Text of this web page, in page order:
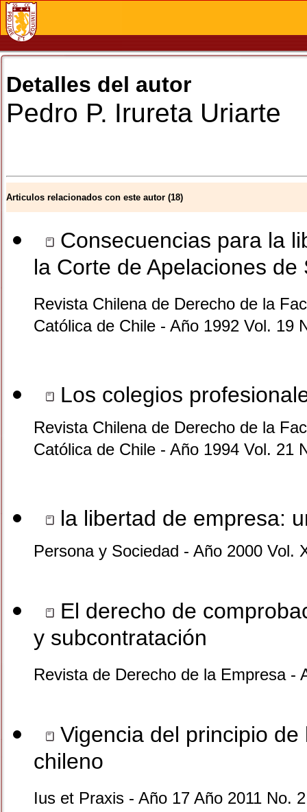
Detalles del autor
Pedro P. Irureta Uriarte
Articulos relacionados con este autor (18)
Consecuencias para la
la Corte de Apelaciones de
Revista Chilena de Derecho de la
Católica de Chile - Año 1992 Vol. 19
Los colegios
Revista Chilena de Derecho de la
Católica de Chile - Año 1994 Vol. 21
la libertad de empresa:
Persona y Sociedad - Año 2000 Vol.
El derecho de
y subcontratación
Revista de Derecho de la Empresa -
Vigencia del principio
chileno
Ius et Praxis - Año 17 Año 2011 No. 2